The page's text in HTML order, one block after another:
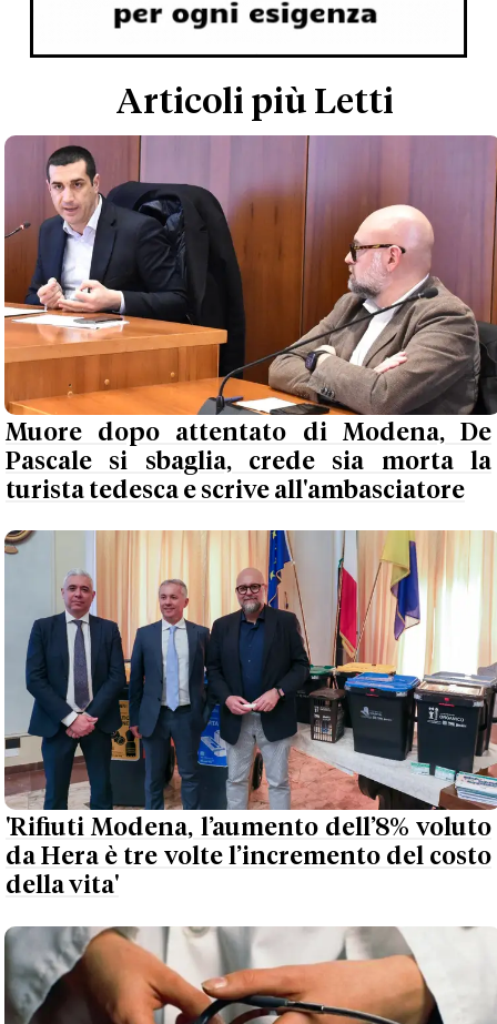
Articoli più Letti
Muore dopo attentato di Modena, De
Pascale si sbaglia, crede sia morta la
turista tedesca e scrive all'ambasciatore
'Rifiuti Modena, l’aumento dell’8% voluto
da Hera è tre volte l’incremento del costo
della vita'